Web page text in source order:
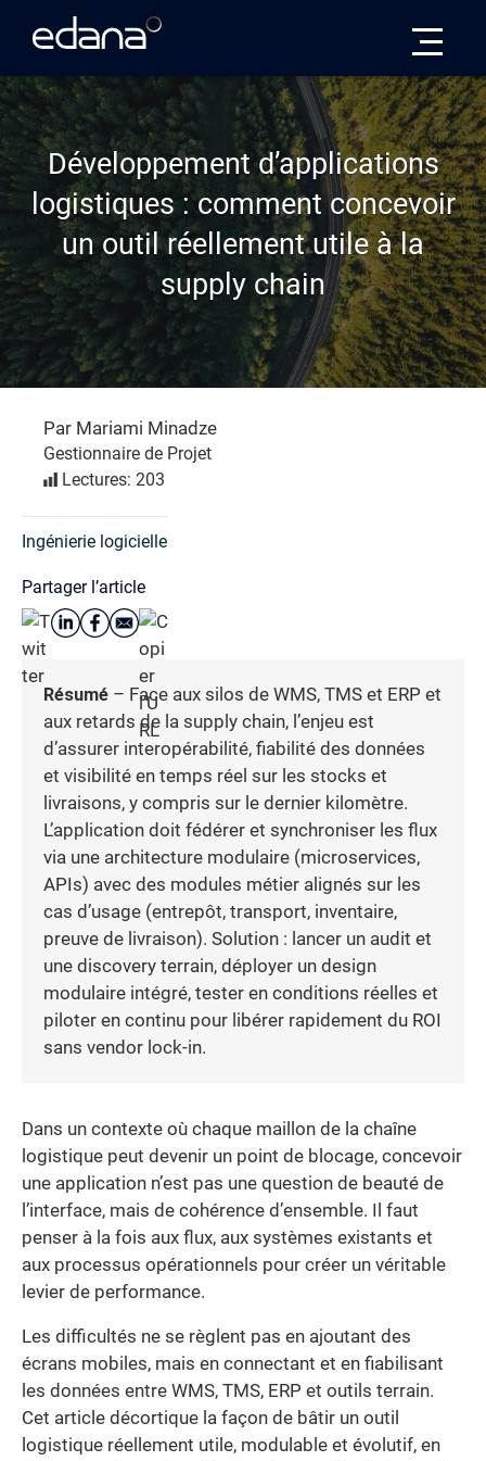
Développement d’applications
logistiques : comment concevoir
un outil réellement utile à la
supply chain
Par Mariami Minadze
Gestionnaire de Projet
Lectures: 203
Ingénierie logicielle
Partager l’article
Résumé – Face aux silos de WMS, TMS et ERP et
aux retards de la supply chain, l’enjeu est
d’assurer interopérabilité, fiabilité des données
et visibilité en temps réel sur les stocks et
livraisons, y compris sur le dernier kilomètre.
L’application doit fédérer et synchroniser les flux
via une architecture modulaire (microservices,
APIs) avec des modules métier alignés sur les
cas d’usage (entrepôt, transport, inventaire,
preuve de livraison). Solution : lancer un audit et
une discovery terrain, déployer un design
modulaire intégré, tester en conditions réelles et
piloter en continu pour libérer rapidement du ROI
sans vendor lock-in.
Dans un contexte où chaque maillon de la chaîne
logistique peut devenir un point de blocage, concevoir
une application n’est pas une question de beauté de
l’interface, mais de cohérence d’ensemble. Il faut
penser à la fois aux flux, aux systèmes existants et
aux processus opérationnels pour créer un véritable
levier de performance.
Les difficultés ne se règlent pas en ajoutant des
écrans mobiles, mais en connectant et en fiabilisant
les données entre WMS, TMS, ERP et outils terrain.
Cet article décortique la façon de bâtir un outil
logistique réellement utile, modulable et évolutif, en